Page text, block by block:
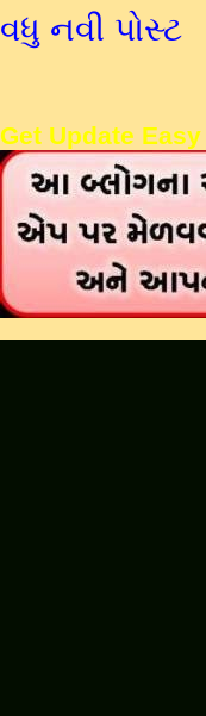
વધુ નવી પોસ્ટ
Get Update Easy